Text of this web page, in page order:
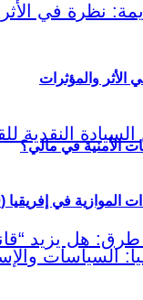
الأمنية في مالي؟
الأثر والمؤثرات
في إفريقيا (2000–2026)